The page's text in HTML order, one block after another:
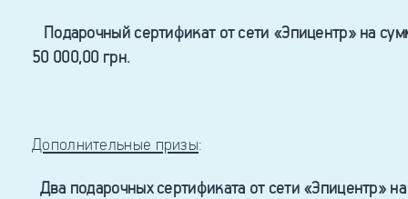
Подарочный сертификат от сети «Эпицентр» на
50 000,00 грн.
Дополнительные призы:
Два подарочных сертификата от сети «Эпицентр»